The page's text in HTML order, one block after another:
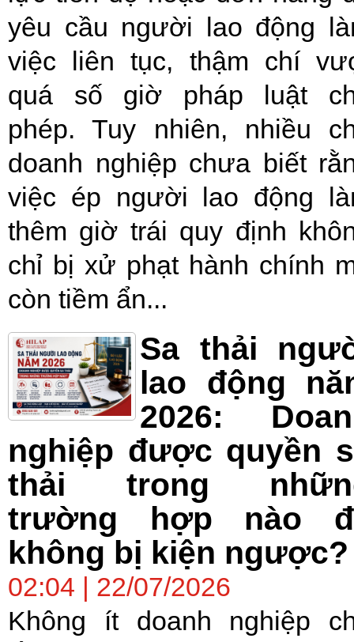
yêu cầu người lao động
việc liên tục, thậm chí
quá số giờ pháp luật
phép. Tuy nhiên, nhiều
doanh nghiệp chưa biết
việc ép người lao động
thêm giờ trái quy định
chỉ bị xử phạt hành chính
còn tiềm ẩn...
Sa thải
lao động
2026:
nghiệp được quyền
thải trong
trường hợp nào
không bị kiện ngược?
02:04 | 22/07/2026
Không ít doanh nghiệp